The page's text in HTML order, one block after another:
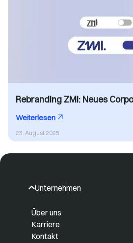
Rebranding ZMI: Neues
Weiterlesen
25. August 2025
Unternehmen
Über uns
Karriere
Kontakt